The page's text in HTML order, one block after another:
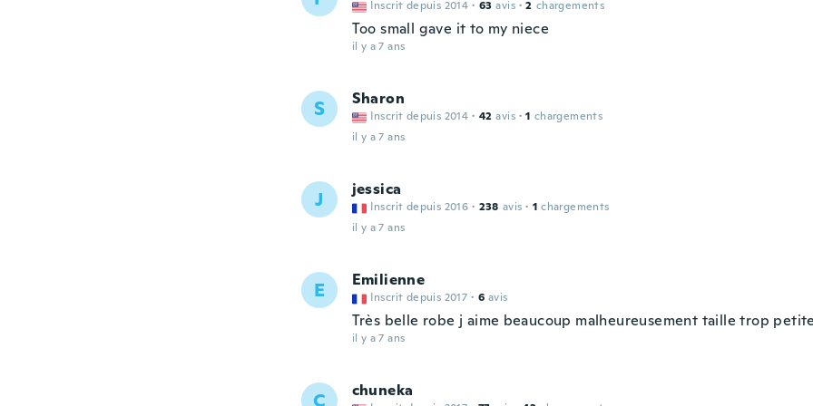
Inscrit depuis 2014 · 63 avis · 2 chargements
Too small gave it to my niece
il y a 7 ans
S Sharon
Inscrit depuis 2014 · 42 avis · 1 chargements
il y a 7 ans
J jessica
Inscrit depuis 2016 · 238 avis · 1 chargements
il y a 7 ans
E Emilienne
Inscrit depuis 2017 · 6 avis
Très belle robe j aime beaucoup malheureusement taille trop
il y a 7 ans
C chuneka